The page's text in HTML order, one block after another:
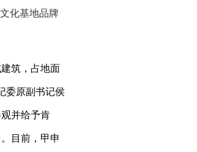
化基地品牌
筑，占地面
委原副书记侯
并给予肯
目前， 甲申